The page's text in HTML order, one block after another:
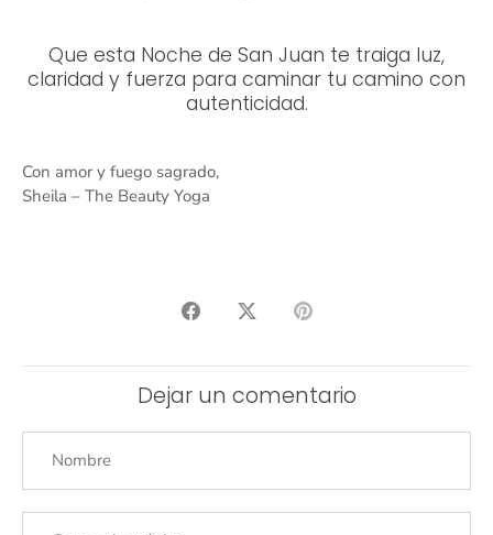
Que esta Noche de San Juan te traiga luz,
claridad y fuerza para caminar tu camino con
autenticidad.
Con amor y fuego sagrado,
Sheila – The Beauty Yoga
CompartirTuitear Hacer
Dejar un comentario